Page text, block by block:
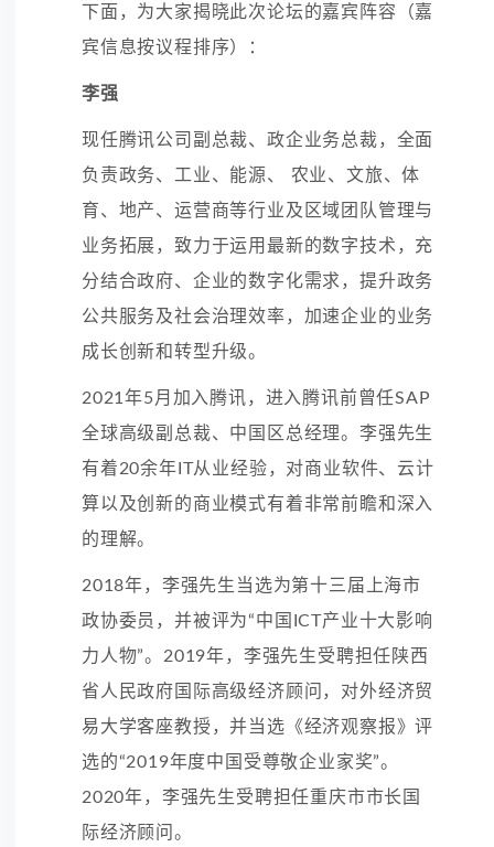
下面，为大家揭晓此次论坛的嘉宾阵容（嘉
宾信息按议程排序）：
李强
现任腾讯公司副总裁、政企业务总裁，全面
负责政务、工业、能源、 农业、文旅、体
育、地产、运营商等行业及区域团队管理与
业务拓展，致力于运用最新的数字技术，充
分结合政府、企业的数字化需求，提升政务
公共服务及社会治理效率，加速企业的业务
成长创新和转型升级。
2021年5月加入腾讯，进入腾讯前曾任SAP
全球高级副总裁、中国区总经理。李强先生
有着20余年IT从业经验，对商业软件、 云计
算以及创新的商业模式有着非常前瞻和深入
的理解。
2018年，李强先生当选为第十三届上海市
政协委员，并被评为“中国ICT产业十大影响
力人物”。2019年，李强先生受聘担任陕西
省人民政府国际高级经济顾问，对外经济贸
易大学客座教授，并当选《经济观察报》评
选的“2019年度中国受尊敬企业家奖”。
2020年，李强先生受聘担任重庆市市长国
际经济顾问。